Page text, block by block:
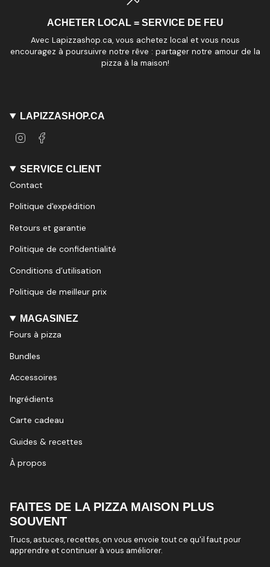
ACHETER LOCAL = SERVICE DE FEU
Avec Lapizzashop.ca, vous achetez local et vous nous
encouragez à poursuivre notre rêve : partager notre amour de la
pizza à la maison!
LAPIZZASHOP.CA
t
g
r
a
e
o
k
SERVICE CLIENT
Contact
Politique d'expédition
Retours et garantie
Politique de confidentialité
Conditions d’utilisation
Politique de meilleur prix
MAGASINEZ
Fours à pizza
Bundles
Accessoires
Ingrédients
Carte cadeau
Guides & recettes
À propos
FAITES DE LA PIZZA MAISON PLUS
SOUVENT
Trucs, astuces, recettes, on vous envoie tout ce qu'il faut pour
apprendre et continuer à vous améliorer.